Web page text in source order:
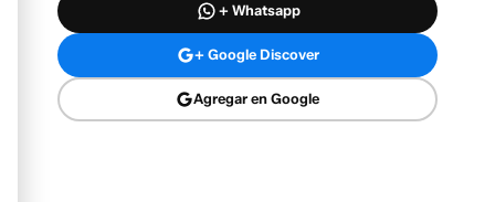
+ Whatsapp
+ Google Discover
Agregar en Google